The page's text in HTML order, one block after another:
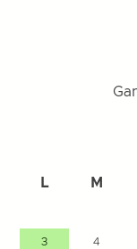
L M
3 4